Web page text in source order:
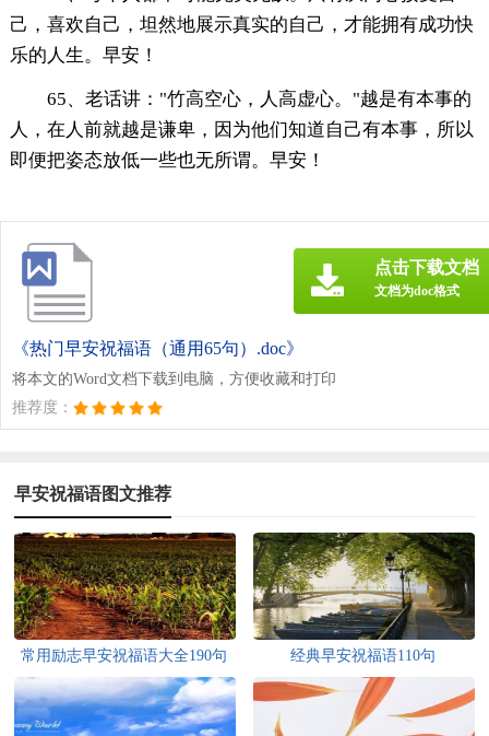
己，喜欢自己，坦然地展示真实的自己，才能拥有成功快
乐的人生。早安！
65、老话讲："竹高空心，人高虚心。"越是有本事的
人，在人前就越是谦卑，因为他们知道自己有本事，所以
即便把姿态放低一些也无所谓。早安！
《热门早安祝福语（通用65句）.doc》
将本文的Word文档下载到电脑，方便收藏和打印
推荐度：
点击下载文档
文档为doc格式
早安祝福语图文推荐
常用励志早安祝福语大全190句
精选
经典早安祝福语110句